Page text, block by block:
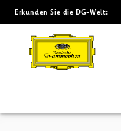
Rafal
Blechacz
Konzerte
Erkunden Sie die DG-Welt: